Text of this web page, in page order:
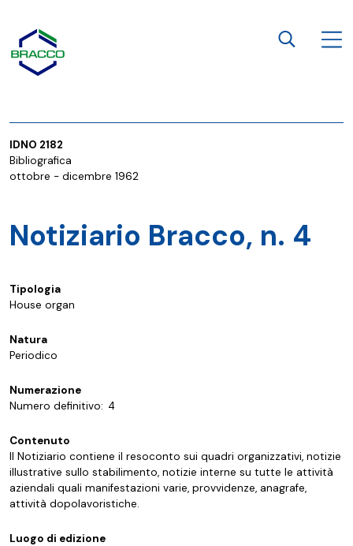
Home page
Cerca
Apri
IDNO 2182
Bibliografica
ottobre - dicembre 1962
Notiziario Bracco, n. 4
Tipologia
House organ
Natura
Periodico
Numerazione
Numero definitivo: 4
Contenuto
Il Notiziario contiene il resoconto sui quadri organizzativi, notizie
illustrative sullo stabilimento, notizie interne su tutte le attività
aziendali quali manifestazioni varie, provvidenze, anagrafe,
attività dopolavoristiche.
Luogo di edizione